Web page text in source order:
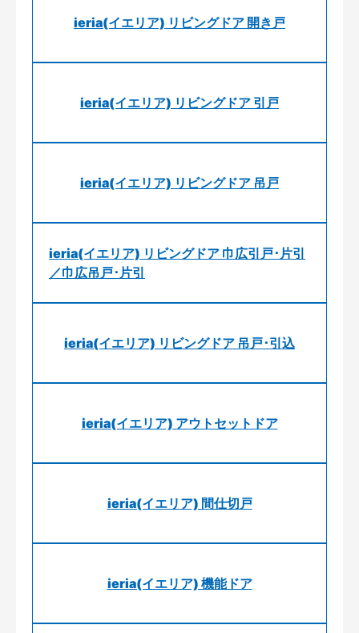
ieria(イエリア) リビングドア 開き戸
ieria(イエリア) リビングドア 引戸
ieria(イエリア) リビングドア 吊戸
ieria(イエリア) リビングドア 巾広引戸･片引
／巾広吊戸･片引
ieria(イエリア) リビングドア 吊戸･引込
ieria(イエリア) アウトセットドア
ieria(イエリア) 間仕切戸
ieria(イエリア) 機能ドア